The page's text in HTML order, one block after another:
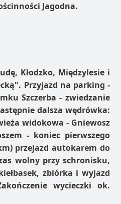
Jagodna.
Kłodzko, Międzylesie i
Przyjazd na parking -
Szczerba - zwiedzanie
dalsza wędrówka:
widokowa - Gniewosz
- koniec pierwszego
przejazd autokarem do
wolny przy schronisku,
zbiórka i wyjazd
wycieczki ok.